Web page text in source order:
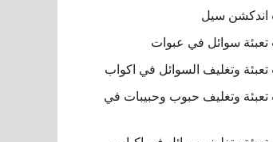
اندكشن سيل
تعبئة سوائل في عبوات
تعبئة وتغليف السوائل في اكواب
تعبئة وتغليف حبوب وحبيبات في